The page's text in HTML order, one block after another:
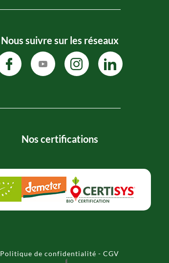
Nous suivre sur les réseaux
Nos certifications
Politique de confidentialité - CGV